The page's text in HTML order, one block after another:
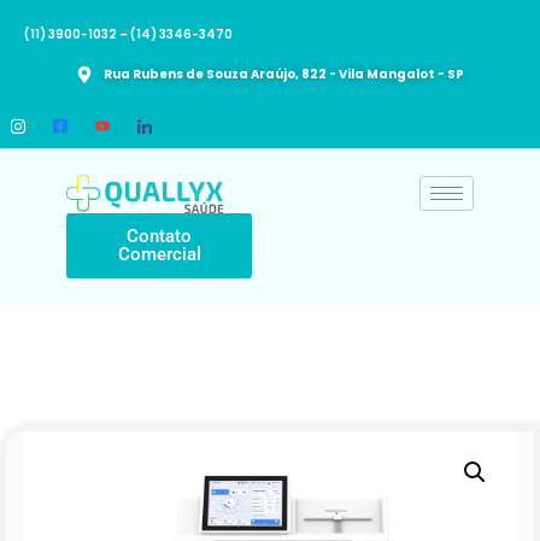
(11) 3900-1032 – (14) 3346-3470​
Rua Rubens de Souza Araújo, 822 - Vila Mangalot - SP
Contato
Comercial